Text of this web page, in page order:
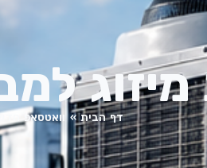
דף הבית» וואטסאפ